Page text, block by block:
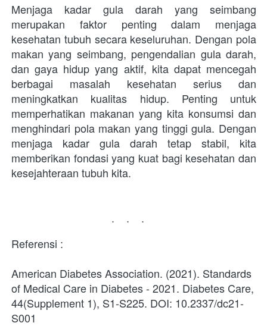
Menjaga kadar gula darah yang seimbang
merupakan faktor penting dalam menjaga
kesehatan tubuh secara keseluruhan. Dengan pola
makan yang seimbang, pengendalian gula darah,
dan gaya hidup yang aktif, kita dapat mencegah
berbagai masalah kesehatan serius dan
meningkatkan kualitas hidup. Penting untuk
memperhatikan makanan yang kita konsumsi dan
menghindari pola makan yang tinggi gula. Dengan
menjaga kadar gula darah tetap stabil, kita
memberikan fondasi yang kuat bagi kesehatan dan
kesejahteraan tubuh kita.
...
Referensi :
American Diabetes Association. (2021). Standards
of Medical Care in Diabetes - 2021. Diabetes Care,
44(Supplement 1), S1-S225. DOI: 10.2337/dc21-
S001